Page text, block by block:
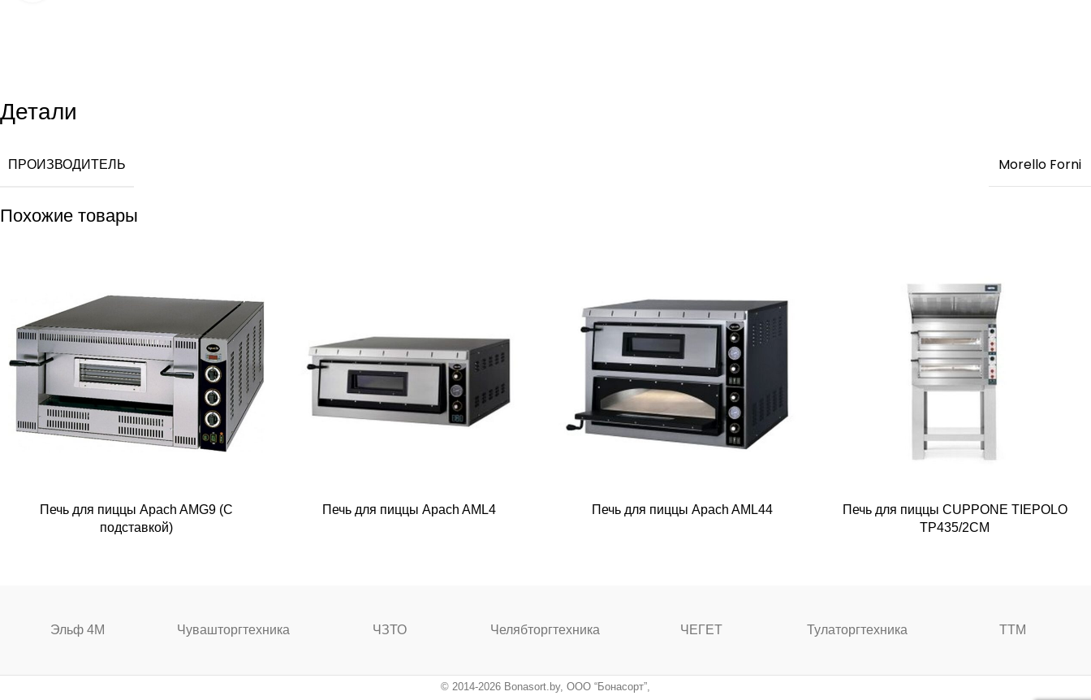
Детали
ПРОИЗВОДИТЕЛЬ Morello Forni
Похожие товары
Печь для пиццы Apach AMG9 (С
подставкой)
Печь для пиццы Apach AML4 Печь для пиццы Apach AML44
Печь для пиццы CUPPONE TIEPOLO
TP435/2CM
Эльф 4М Чувашторгтехника ЧЗТО Челябторгтехника ЧЕГЕТ Тулаторгтехника ТТМ
© 2014-2026 Bonasort.by, ООО “Бонасорт”,